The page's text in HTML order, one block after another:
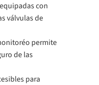
con
válvulas de
permite
de las
para